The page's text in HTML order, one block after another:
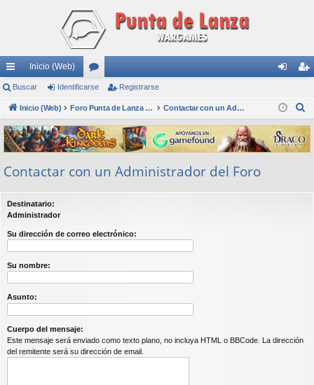
nl
ac
es
rá
pi
do
s
Inicio (Web)
or
os nti
fic
ar
ist
ra
rs
Buscar Identificarse Registrarse
Inicio (Web) Foro Punta de Lanza Wargames Contactar con un Administrador del Foro
s
c
Contactar con un Administrador del Foro
Destinatario:
Administrador
Su dirección de correo electrónico:
Su nombre:
Asunto:
Cuerpo del mensaje:
Este mensaje será enviado como texto plano, no incluya HTML o BBCode. La dirección
del remitente será su dirección de email.